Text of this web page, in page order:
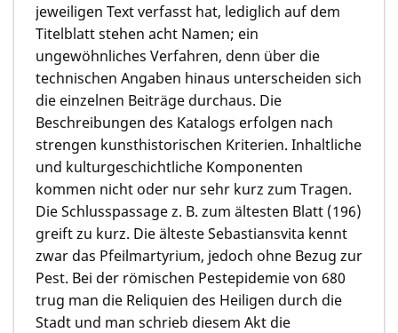
jeweiligen Text verfasst hat, lediglich auf dem
Titelblatt stehen acht Namen; ein
ungewöhnliches Verfahren, denn über die
technischen Angaben hinaus unterscheiden sich
die einzelnen Beiträge durchaus. Die
Beschreibungen des Katalogs erfolgen nach
strengen kunsthistorischen Kriterien. Inhaltliche
und kulturgeschichtliche Komponenten
kommen nicht oder nur sehr kurz zum Tragen.
Die Schlusspassage z. B. zum ältesten Blatt (196)
greift zu kurz. Die älteste Sebastiansvita kennt
zwar das Pfeilmartyrium, jedoch ohne Bezug zur
Pest. Bei der römischen Pestepidemie von 680
trug man die Reliquien des Heiligen durch die
Stadt und man schrieb diesem Akt die